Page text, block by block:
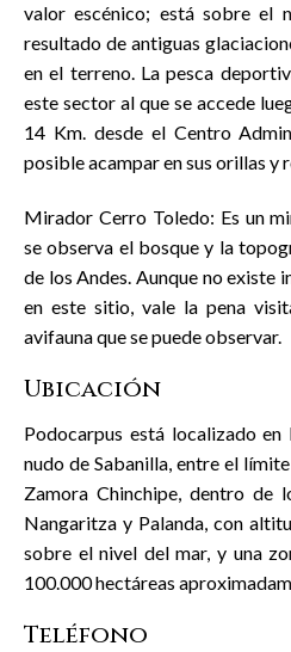
valor escénico; está sobre el
resultado de antiguas
en el terreno. La pesca
este sector al que se accede
14 Km. desde el Centro
posible acampar en sus orillas y
Mirador Cerro Toledo: Es un
se observa el bosque y la
de los Andes. Aunque no existe
en este sitio, vale la pena
avifauna que se puede observar.
Ubicación
Podocarpus está localizado
nudo de Sabanilla, entre el
Zamora Chinchipe, dentro de
Nangaritza y Palanda, con
sobre el nivel del mar, y una
100.000 hectáreas
Teléfono